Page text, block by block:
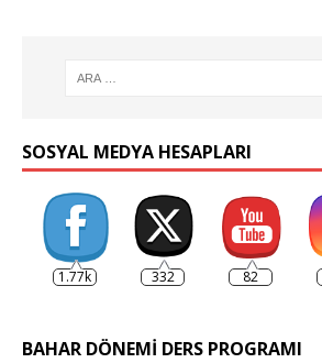
SOSYAL MEDYA HESAPLARI
1.77k 332 82
BAHAR DÖNEMI DERS PROGRAMI